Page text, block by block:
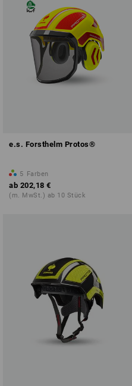
e.s. Forsthelm Protos®
5 Farben
ab 202,18 €
(m. MwSt.) ab 10 Stück